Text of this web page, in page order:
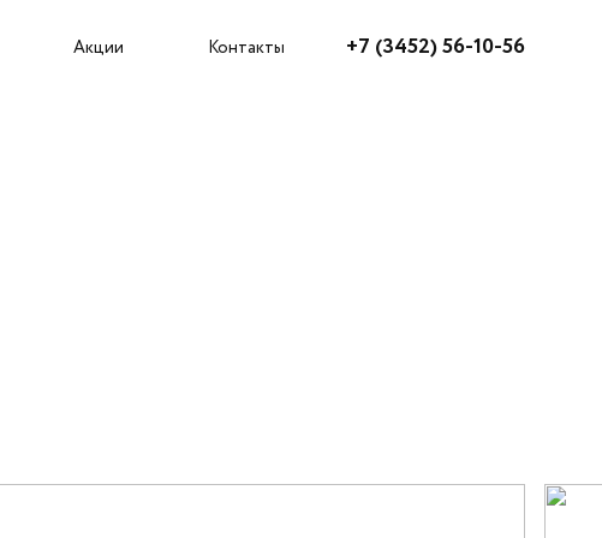
Акции Контакты +7 (3452) 56-10-56
Агентам
Рассрочка